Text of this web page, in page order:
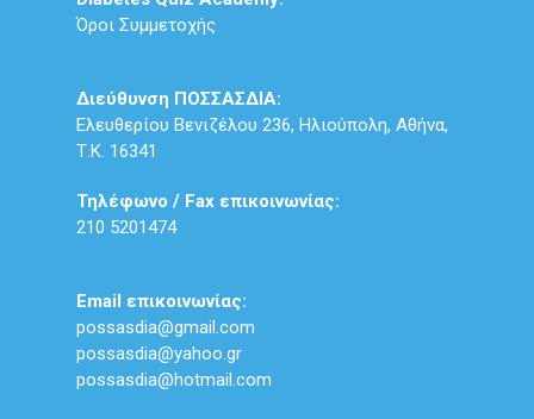
Όροι Συμμετοχής
Διεύθυνση ΠΟΣΣΑΣΔΙΑ:
Ελευθερίου Βενιζέλου 236, Ηλιούπολη, Αθήνα,
Τ.Κ. 16341
Τηλέφωνο / Fax επικοινωνίας:
210 5201474
Email επικοινωνίας:
possasdia@gmail.com
possasdia@yahoo.gr
possasdia@hotmail.com